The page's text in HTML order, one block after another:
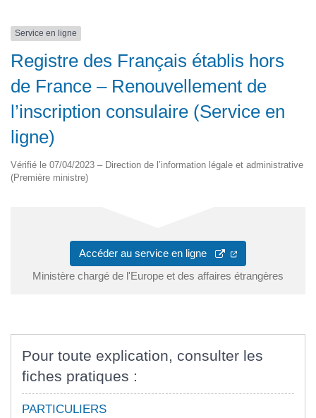
Service en ligne
Registre des Français établis hors
de France – Renouvellement de
l’inscription consulaire (Service en
ligne)
Vérifié le 07/04/2023 – Direction de l’information légale et administrative
(Première ministre)
Accéder au service en ligne
Ministère chargé de l'Europe et des affaires étrangères
Pour toute explication, consulter les
fiches pratiques :
PARTICULIERS